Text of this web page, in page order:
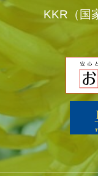
KKR（国